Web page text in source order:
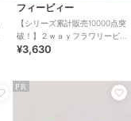
フィービィー
【シリーズ累計販売10000点突
破！】２ｗａｙフラワリービ
ジューピアス＆イヤリング
¥3,630
PR